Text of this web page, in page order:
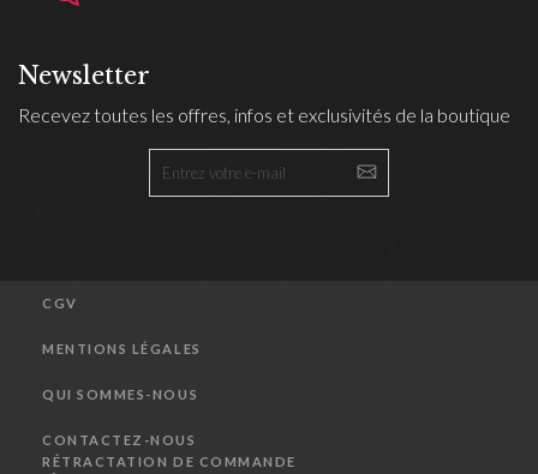
Newsletter
Recevez toutes les offres, infos et exclusivités de la boutique
CGV
MENTIONS LÉGALES
QUI SOMMES-NOUS
CONTACTEZ-NOUS
RÉTRACTATION DE COMMANDE